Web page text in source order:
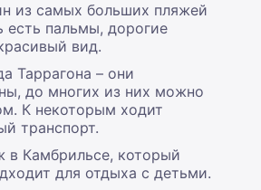
из самых больших пляжей
есть пальмы, дорогие
вид.
Таррагона – они
до многих из них можно
К некоторым ходит
транспорт.
в Камбрильсе, который
для отдыха с детьми.